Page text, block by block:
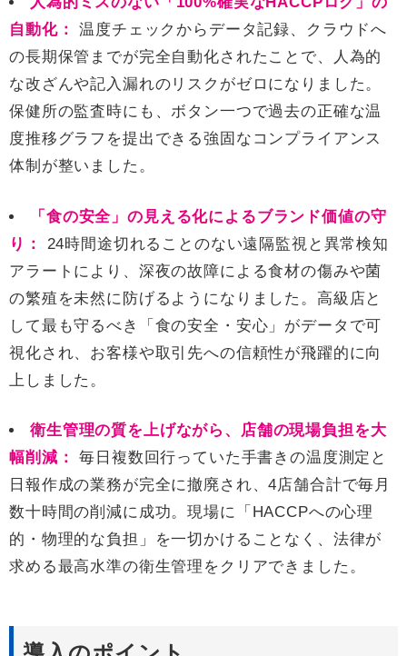
自動化：
温度チェックからデータ記録、クラウドへ
の長期保管までが完全自動化されたことで、人為的
な改ざんや記入漏れのリスクがゼロになりました。
保健所の監査時にも、ボタン一つで過去の正確な温
度推移グラフを提出できる強固なコンプライアンス
体制が整いました。
「食の安全」の見える化によるブランド価値の守
り：
24時間途切れることのない遠隔監視と異常検知
アラートにより、深夜の故障による食材の傷みや菌
の繁殖を未然に防げるようになりました。高級店と
して最も守るべき「食の安全・安心」がデータで可
視化され、お客様や取引先への信頼性が飛躍的に向
上しました。
衛生管理の質を上げながら、店舗の現場負担を大
幅削減：
毎日複数回行っていた手書きの温度測定と
日報作成の業務が完全に撤廃され、4店舗合計で毎月
数十時間の削減に成功。現場に「HACCPへの心理
的・物理的な負担」を一切かけることなく、法律が
求める最高水準の衛生管理をクリアできました。